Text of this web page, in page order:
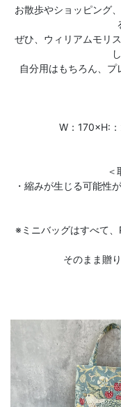
お散歩やショッピング
ぜひ、ウィリアムモリ
自分用はもちろん、プ
W：170×H:
＜
・縮みが生じる可能性
※ミニバッグはすべて
そのまま贈り